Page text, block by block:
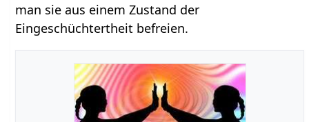
man sie aus einem Zustand der
Eingeschüchtertheit befreien.